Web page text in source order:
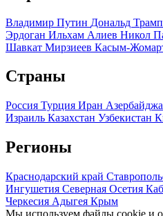
Владимир Путин Дональд Трамп
Эрдоган Ильхам Алиев Никол
Шавкат Мирзиеев Касым-
Страны
Россия Турция Иран
Израиль Казахстан Узбекистан
Регионы
Краснодарский край
Ингушетия Северная Осетия
Черкесия Адыгея Крым